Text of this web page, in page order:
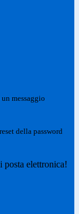
messaggio
della password
posta elettronica!